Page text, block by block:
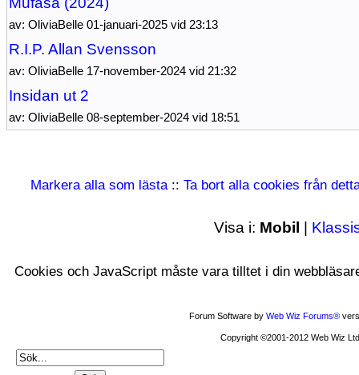
av: OliviaBelle 01-januari-2025 vid 23:13
R.I.P. Allan Svensson
av: OliviaBelle 17-november-2024 vid 21:32
Insidan ut 2
av: OliviaBelle 08-september-2024 vid 18:51
Markera alla som lästa :: Ta bort alla cookies från
Visa i: Mobil |
Cookies och JavaScript måste vara tilltet i din
Forum Software by Web Wiz Forums®
Copyright ©2001-2012 Web Wiz